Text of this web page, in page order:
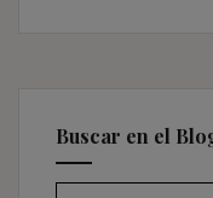
Buscar en el